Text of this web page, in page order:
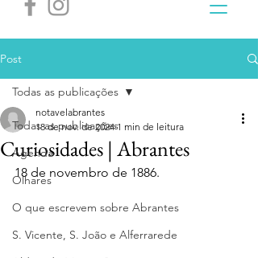
Post
Todas as publicações
Agenda
Olhares
O que escrevem sobre Abrantes
S. Vicente, S. João e Alferrarede
Todas as publicações
Curiosidades | Abrantes
notavelabrantes
18 de nov. de 2024 1 min de leitura
18 de novembro de 1886.